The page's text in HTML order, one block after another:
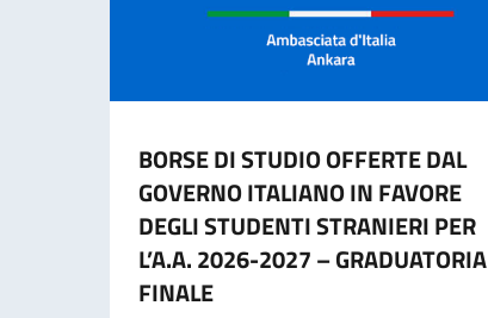
BORSE DI STUDIO OFFERTE DAL
GOVERNO ITALIANO IN FAVORE
DEGLI STUDENTI STRANIERI PER
L’A.A. 2026-2027 – GRADUATORIA
FINALE